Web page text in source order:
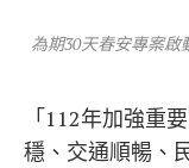
為期30天春安專案啟
「112年加強重
穩、交通順暢、